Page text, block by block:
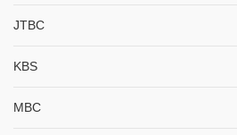
JTBC
KBS
MBC